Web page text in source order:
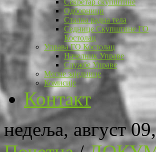
Секретар скупштине
Одборници
Стална радна тела
Седнице Скупштине ГО
Костолац
Управа ГО Костолац
Начелник Управе
Службе Управе
Месне заједнице
Комисије
Контакт
недеља, август